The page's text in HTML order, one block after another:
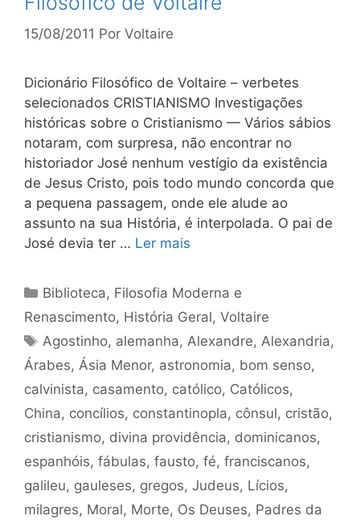
15/08/2011 Por Voltaire
Dicionário Filosófico de Voltaire – verbetes
selecionados CRISTIANISMO Investigações
históricas sobre o Cristianismo — Vários sábios
notaram, com surpresa, não encontrar no
historiador José nenhum vestígio da existência
de Jesus Cristo, pois todo mundo concorda que
a pequena passagem, onde ele alude ao
assunto na sua História, é interpolada. O pai de
José devia ter … Ler mais
Categorias
Biblioteca, Filosofia Moderna e
Renascimento, História Geral, Voltaire
Tags
Agostinho, alemanha, Alexandre, Alexandria,
Árabes, Ásia Menor, astronomia, bom senso,
calvinista, casamento, católico, Católicos,
China, concílios, constantinopla, cônsul, cristão,
cristianismo, divina providência, dominicanos,
espanhóis, fábulas, fausto, fé, franciscanos,
galileu, gauleses, gregos, Judeus, Lícios,
milagres, Moral, Morte, Os Deuses, Padres da